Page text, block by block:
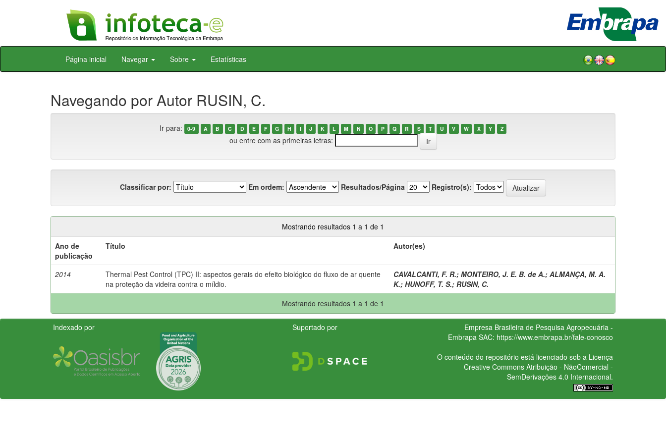
Skip
Página inicial Navegar Sobre Estatísticas
Navegando por Autor RUSIN, C.
Ir para: 0-9 A B C D E F G H I J K L M N O P Q R S T U V W X Y Z
ou entre com as primeiras letras:
Classificar por: Em ordem: Resultados/Página Registro(s):
Mostrando resultados 1 a 1 de 1
Ano de
publicação
Título Autor(es)
2014
Thermal Pest Control (TPC) II: aspectos gerais do efeito biológico do fluxo de ar quente
na proteção da videira contra o míldio.
CAVALCANTI, F. R.; MONTEIRO, J. E. B. de A.; ALMANÇA, M. A.
K.; HUNOFF, T. S.; RUSIN, C.
Mostrando resultados 1 a 1 de 1
Indexado por Suportado por
Empresa Brasileira de Pesquisa Agropecuária -
Embrapa SAC: https://www.embrapa.br/fale-conosco
O conteúdo do repositório está licenciado sob a Licença
Creative CommonsAtribuição - NãoComercial -
SemDerivações 4.0 Internacional.